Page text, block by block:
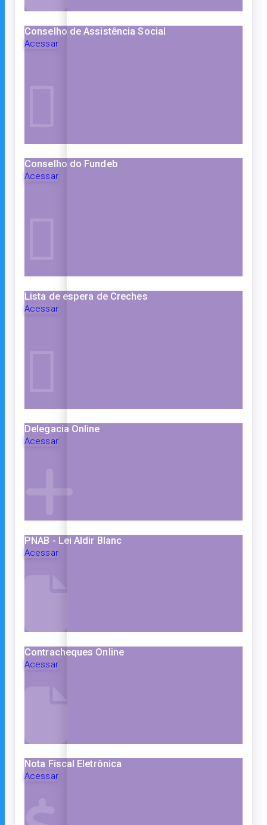
Conselho de Assistência Social
Acessar
Conselho do Fundeb
Acessar
Lista de espera de Creches
Acessar
Delegacia Online
Acessar
PNAB - Lei Aldir Blanc
Acessar
Contracheques Online
Acessar
Nota Fiscal Eletrônica
Acessar